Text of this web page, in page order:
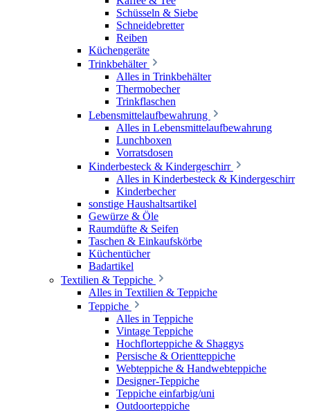
Schüsseln & Siebe
Schneidebretter
Reiben
Küchengeräte
Trinkbehälter
Alles in Trinkbehälter
Thermobecher
Trinkflaschen
Lebensmittelaufbewahrung
Alles in Lebensmittelaufbewahrung
Lunchboxen
Vorratsdosen
Kinderbesteck & Kindergeschirr
Alles in Kinderbesteck & Kindergeschirr
Kinderbecher
sonstige Haushaltsartikel
Gewürze & Öle
Raumdüfte & Seifen
Taschen & Einkaufskörbe
Küchentücher
Badartikel
Textilien & Teppiche
Alles in Textilien & Teppiche
Teppiche
Alles in Teppiche
Vintage Teppiche
Hochflorteppiche & Shaggys
Persische & Orientteppiche
Webteppiche & Handwebteppiche
Designer-Teppiche
Teppiche einfarbig/uni
Outdoorteppiche